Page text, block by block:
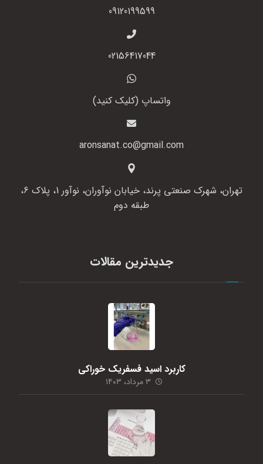
09120199599
02156417044
واتساپ (کلیک کنید)
aronsanat.co@gmail.com
تهران، شهرک صنعتی پرند، خیابان نوآوران، نوآور 1، پلاک 6،
طبقه دوم
جدیدترین مقالات
کاربرد اسید فسفریک خوراکی
۳ مرداد، ۱۴۰۳